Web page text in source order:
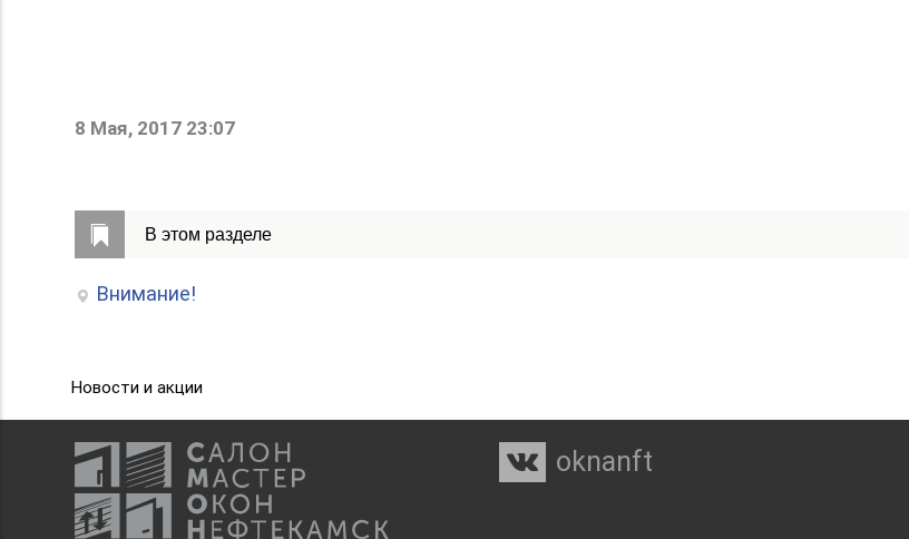
8 Мая, 2017 23:07
В этом разделе
Внимание!
Новости и акции
 oknanft